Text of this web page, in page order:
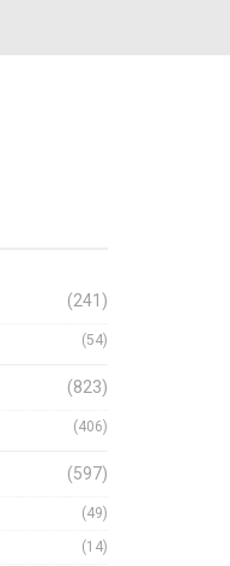
(241)
(54)
(823)
(406)
(597)
(49)
(14)